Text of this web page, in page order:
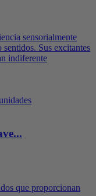
sensorialmente
Sus excitantes
indiferente
que proporcionan